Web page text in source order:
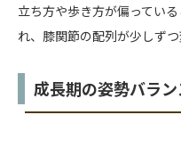
立ち方や歩き方が偏ってい
れ、膝関節の配列が少しずつ
成長期の姿勢バラ